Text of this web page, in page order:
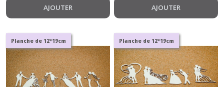
AJOUTER AJOUTER
Planche de 12*19cm Planche de 12*19cm